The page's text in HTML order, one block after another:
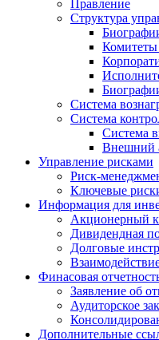
Правление
Структура
Комитеты
Система
Система
Система
Внешний
Управление рисками
Риск-
Ключевые
Информация для
Акционерный
Дивидендная
Долговые
Финасовая
Заявление об
Аудиторское
Дополнительные